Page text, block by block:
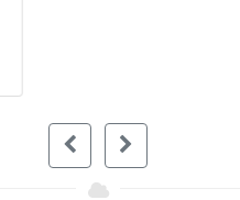
pentru a va spune "hei, ați făcut o